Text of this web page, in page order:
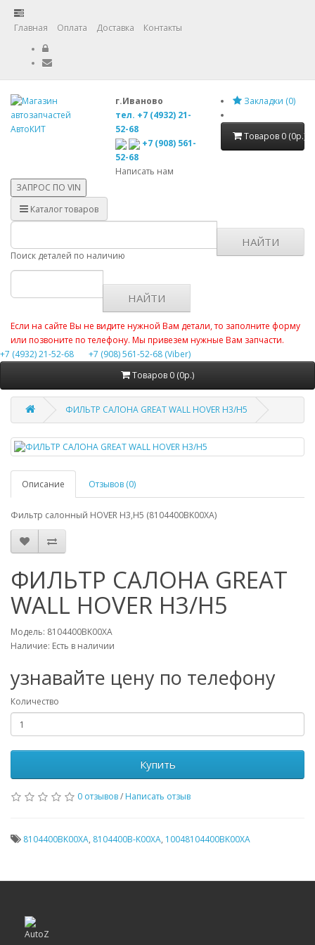
Главная Оплата Доставка Контакты
г.Иваново
тел. +7 (4932) 21-
52-68
+7 (908) 561-
52-68
Написать нам
Закладки (0)
Товаров 0 (0р.)
ЗАПРОС ПО VIN
Каталог товаров
Поиск деталей по наличию
НАЙТИ
НАЙТИ
Если на сайте Вы не видите нужной Вам детали, то заполните форму
или позвоните по телефону. Мы привезем нужные Вам запчасти.
+7 (4932) 21-52-68
+7 (908) 561-52-68 (Viber)
Товаров 0 (0р.)
ФИЛЬТР САЛОНА GREAT WALL HOVER H3/H5
Описание Отзывов (0)
Фильтр салонный HOVER H3,H5 (8104400BK00XA)
ФИЛЬТР САЛОНА GREAT
WALL HOVER H3/H5
Модель: 8104400BK00XA
Наличие: Есть в наличии
узнавайте цену по телефону
Количество
Купить
0 отзывов/ Написать отзыв
8104400BK00XA, 8104400B-K00XA, 10048104400BK00XA